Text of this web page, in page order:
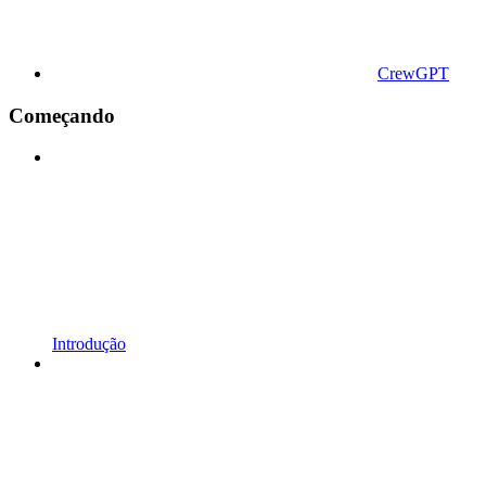
CrewGPT
Começando
Introdução